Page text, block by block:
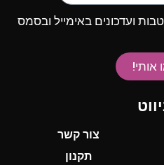
ועדכונים באימייל ובסמס
אותי!
צור קשר
תקנון